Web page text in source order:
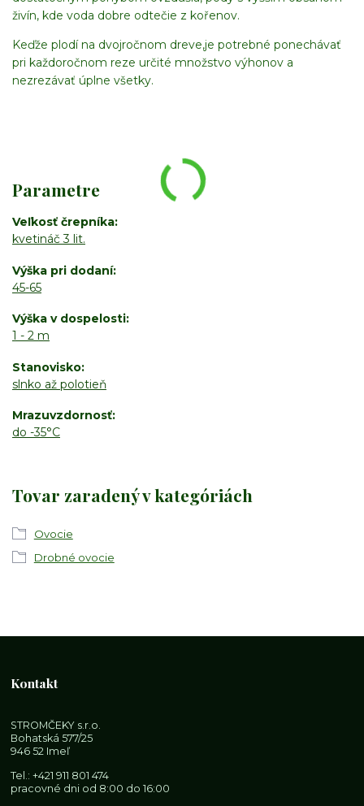
živín, kde voda dobre odtečie z kořenov.
Keďže plodí na dvojročnom dreve,je potrebné ponechávať
pri každoročnom reze určité množstvo výhonov a
nezrezávať úplne všetky.
Parametre
Veľkosť črepníka
kvetináč 3 lit.
Výška pri dodaní
45-65
Výška v dospelosti
1 - 2 m
Stanovisko
slnko až polotieň
Mrazuvzdornosť
do -35°C
Tovar zaradený v kategóriách
Ovocie
Drobné ovocie
Kontakt
STROMČEKY s.r.o.
Bohatská 577/25
946 52 Imeľ
Tel.:+421 911 801 474
pracovné dni od 8:00 do 16:00